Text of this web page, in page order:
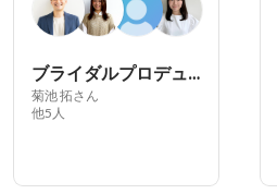
ブライダルプロデュース
菊池 拓さん
他5人